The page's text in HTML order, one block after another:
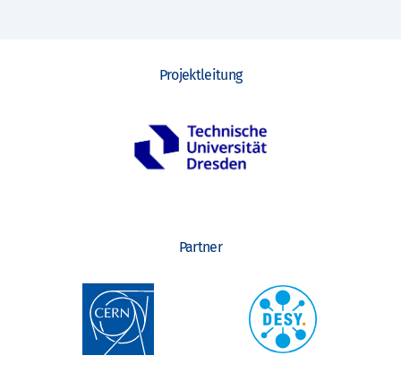
Projektleitung
Partner